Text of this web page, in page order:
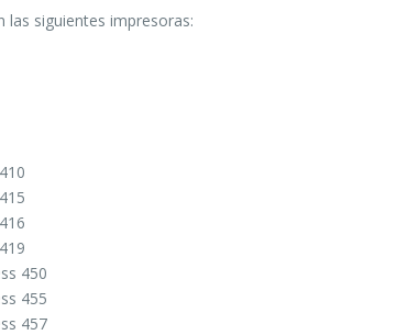
las siguientes impresoras:
450
455
457